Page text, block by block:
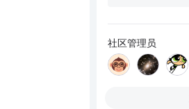
社区管理员